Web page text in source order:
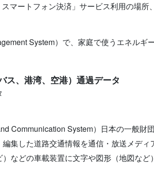
マートフォン決済」サービス利用の場所
System）で、家庭で使うエネルギ
ス、港湾、空港）通過データ
Communication System）日本の一般財
集した道路交通情報を通信・放送メデ
などの車載装置に文字や図形（地図な